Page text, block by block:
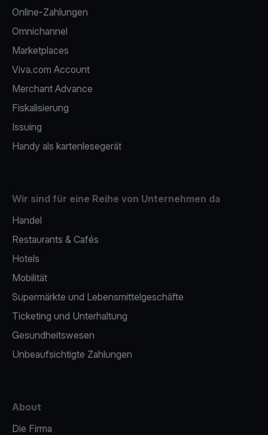
Online-Zahlungen
Omnichannel
Marketplaces
Viva.com Account
Merchant Advance
Fiskalisierung
Issuing
Handy als kartenlesegerät
Wir sind für eine Reihe von Unternehmen da
Handel
Restaurants & Cafés
Hotels
Mobilität
Supermärkte und Lebensmittelgeschäfte
Ticketing und Unterhaltung
Gesundheitswesen
Unbeaufsichtigte Zahlungen
About
Die Firma